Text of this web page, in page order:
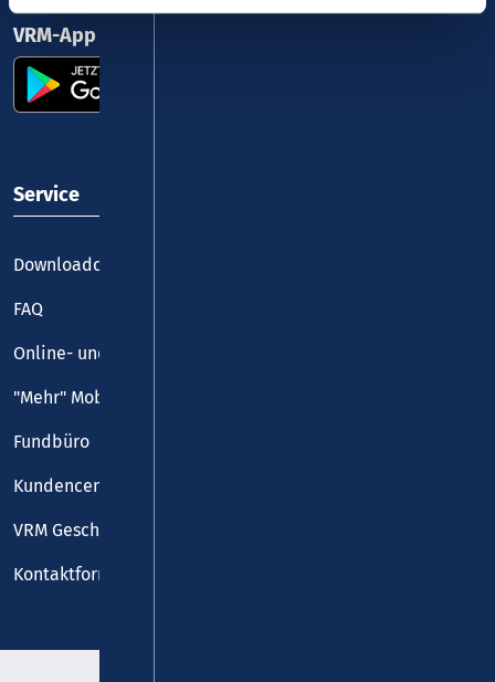
VRM-App nutzen und durchstarten
Service
Downloadcenter
FAQ
Online- und Handy-Tickets
"Mehr" Mobilität
Fundbüro
Kundencenter
VRM Geschäftsstelle
Kontaktformular